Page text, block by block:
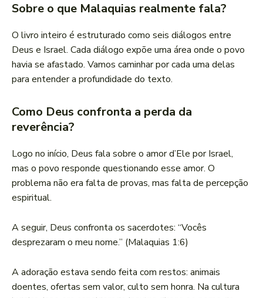
Sobre o que Malaquias realmente fala?
O livro inteiro é estruturado como seis diálogos entre
Deus e Israel. Cada diálogo expõe uma área onde o povo
havia se afastado. Vamos caminhar por cada uma delas
para entender a profundidade do texto.
Como Deus confronta a perda da
reverência?
Logo no início, Deus fala sobre o amor d’Ele por Israel,
mas o povo responde questionando esse amor. O
problema não era falta de provas, mas falta de percepção
espiritual.
A seguir, Deus confronta os sacerdotes: “Vocês
desprezaram o meu nome.” (Malaquias 1:6)
A adoração estava sendo feita com restos: animais
doentes, ofertas sem valor, culto sem honra. Na cultura